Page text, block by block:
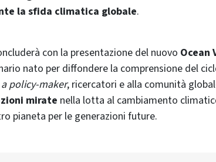
la sfida climatica globale.
con la presentazione del nuovo Ocean
nato per diffondere la comprensione del
a policy-maker, ricercatori e alla comunità
mirate nella lotta al cambiamento
pianeta per le generazioni future.